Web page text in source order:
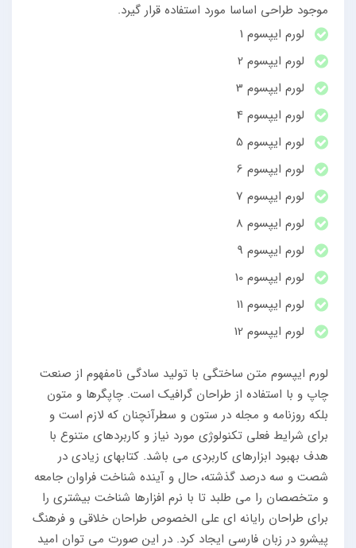
موجود طراحی اساسا مورد استفاده قرار گیرد.
لورم ایپسوم 1
لورم ایپسوم 2
لورم ایپسوم 3
لورم ایپسوم 4
لورم ایپسوم 5
لورم ایپسوم 6
لورم ایپسوم 7
لورم ایپسوم 8
لورم ایپسوم 9
لورم ایپسوم 10
لورم ایپسوم 11
لورم ایپسوم 12
لورم ایپسوم متن ساختگی با تولید سادگی نامفهوم از صنعت
چاپ و با استفاده از طراحان گرافیک است. چاپگرها و متون
بلکه روزنامه و مجله در ستون و سطرآنچنان که لازم است و
برای شرایط فعلی تکنولوژی مورد نیاز و کاربردهای متنوع با
هدف بهبود ابزارهای کاربردی می باشد. کتابهای زیادی در
شصت و سه درصد گذشته، حال و آینده شناخت فراوان جامعه
و متخصصان را می طلبد تا با نرم افزارها شناخت بیشتری را
برای طراحان رایانه ای علی الخصوص طراحان خلاقی و فرهنگ
پیشرو در زبان فارسی ایجاد کرد. در این صورت می توان امید